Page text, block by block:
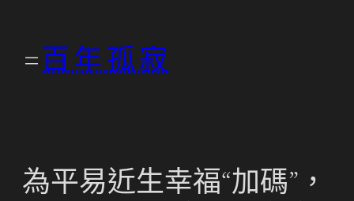
百年孤寂
為平易近生幸福“加碼”，